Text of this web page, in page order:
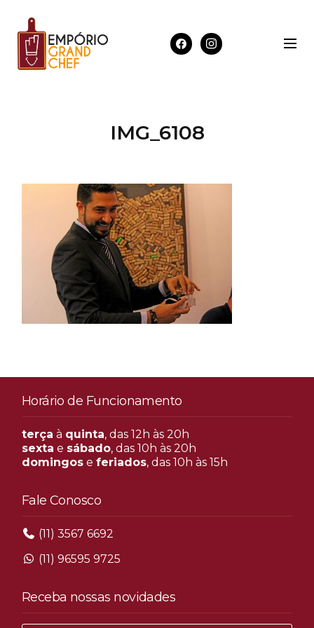
IMG_6108
Horário de Funcionamento
terça à quinta, das 12h às 20h
sexta e sábado, das 10h às 20h
domingose feriados, das 10h às 15h
Fale Conosco
(11) 3567 6692
(11) 96595 9725
Receba nossas novidades